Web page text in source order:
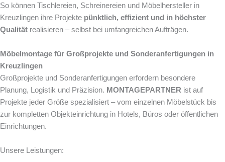
So können Tischlereien, Schreinereien und Möbelhersteller in
Kreuzlingen ihre Projekte pünktlich, effizient und in höchster
Qualität realisieren – selbst bei umfangreichen Aufträgen.
Möbelmontage für Großprojekte und Sonderanfertigungen in
Kreuzlingen
Großprojekte und Sonderanfertigungen erfordern besondere
Planung, Logistik und Präzision. MONTAGEPARTNER ist auf
Projekte jeder Größe spezialisiert – vom einzelnen Möbelstück bis
zur kompletten Objekteinrichtung in Hotels, Büros oder öffentlichen
Einrichtungen.
Unsere Leistungen: